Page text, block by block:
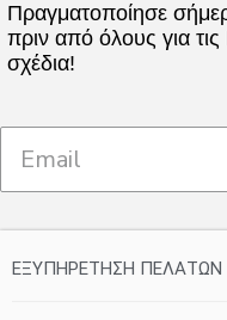
Πραγματοποίησε
πριν από όλους για
σχέδια!
ΕΞΥΠΗΡΕΤΗΣΗ ΠΕΛΑΤΩΝ